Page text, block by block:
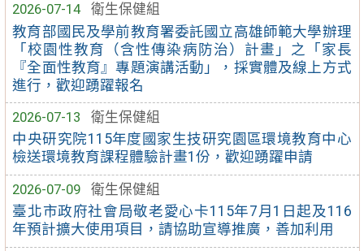
2026-07-14
衛生保健組
教育部國民及學前教育署委託國立高雄師範大學辦理
「校園性教育（含性傳染病防治）計畫」之「家長
『全面性教育』專題演講活動」，採實體及線上方式
進行，歡迎踴躍報名
2026-07-13
衛生保健組
中央研究院115年度國家生技研究園區環境教育中心
檢送環境教育課程體驗計畫1份，歡迎踴躍申請
2026-07-09
衛生保健組
臺北市政府社會局敬老愛心卡115年7月1日起及116
年預計擴大使用項目，請協助宣導推廣，善加利用